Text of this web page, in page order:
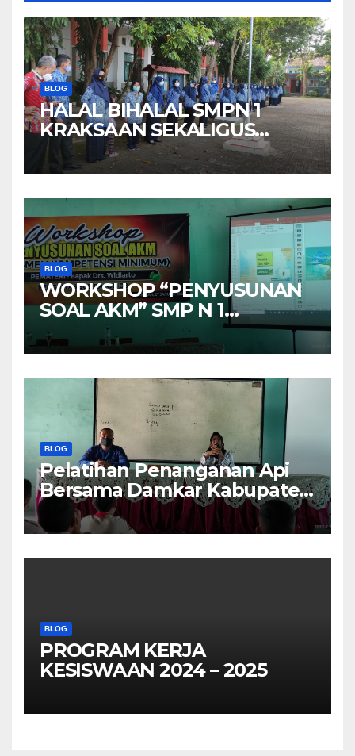
BLOG
HALAL BIHALAL SMPN 1
KRAKSAAN SEKALIGUS
MEMPERINGATI HARI
KEBANHKITAN NASIONAL
BLOG
WORKSHOP “PENYUSUNAN
SOAL AKM” SMP N 1
KRAKSAAN
BLOG
Pelatihan Penanganan Api
Bersama Damkar Kabupaten
Probolinggo
BLOG
PROGRAM KERJA
KESISWAAN 2024 – 2025